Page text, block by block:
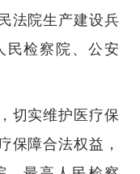
法院生产建设兵
民检察院、公安
实维护医疗保
保障合法权益，